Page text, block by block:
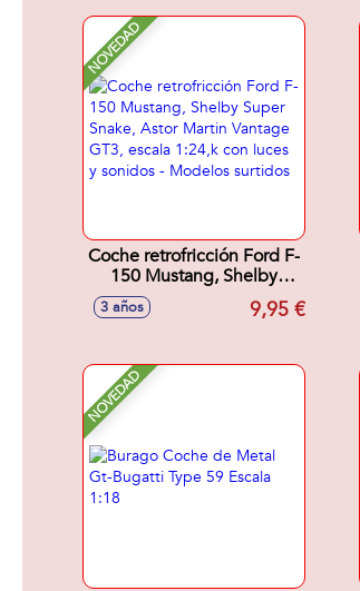
NOVEDAD
Coche retrofricción Ford F-
150 Mustang, Shelby
Super Snake, Astor Martin
Vantage GT3, escala
3 años 9,95 €
NOVEDAD